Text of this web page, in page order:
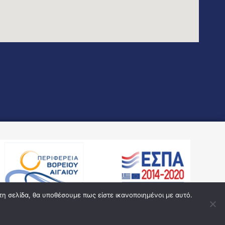
σελίδα, θα υποθέσουμε πως είστε ικανοποιημένοι με αυτό.